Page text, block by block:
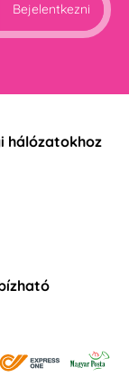
Bejelentkezni
hálózatokhoz